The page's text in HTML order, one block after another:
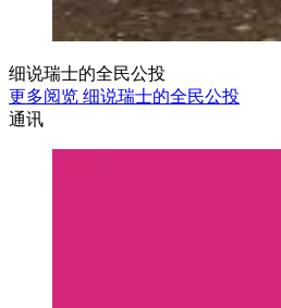
细说瑞士的全民公投
更多阅览 细说瑞士的全民公投
通讯